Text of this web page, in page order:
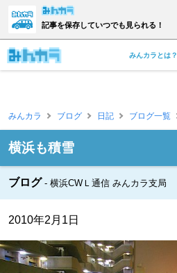
記事を保存していつでも見られる！
みんカラとは？
みんカラ ブログ 日記 ブログ一覧
横浜も積雪
ブログ 横浜CWＬ通信 みんカラ支局
2010年2月1日